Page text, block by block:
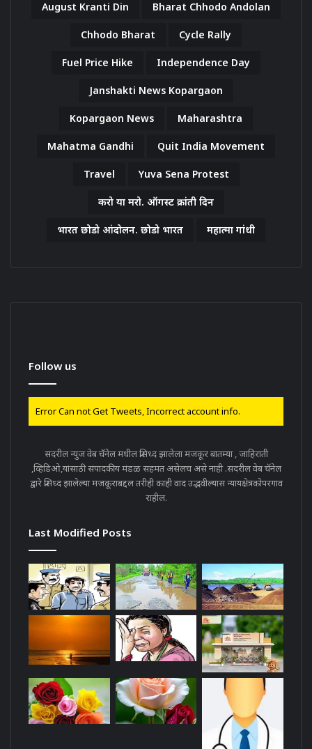
August Kranti Din Bharat Chhodo Andolan
Chhodo Bharat Cycle Rally
Fuel Price Hike Independence Day
Janshakti News Kopargaon
Kopargaon News Maharashtra
Mahatma Gandhi Quit India Movement
Travel Yuva Sena Protest
करो या मरो. ऑगस्ट क्रांती दिन
भारत छोडो आंदोलन. छोडो भारत महात्मा गांधी
Follow us
Error Can not Get Tweets, Incorrect account info.
सदरील न्युज वेब चॅनेल मधील प्रसिध्द झालेला मजकूर बातम्या , जाहिराती
,व्हिडिओ,यांसाठी संपादकीय मंडळ सहमत असेलच असे नाही .सदरील वेब चॅनेल
द्वारे प्रसिध्द झालेल्या मजकूराबद्दल तरीही काही वाद उद्भवील्यास न्यायक्षेत्रकोपरगाव
राहील.
Last Modified Posts